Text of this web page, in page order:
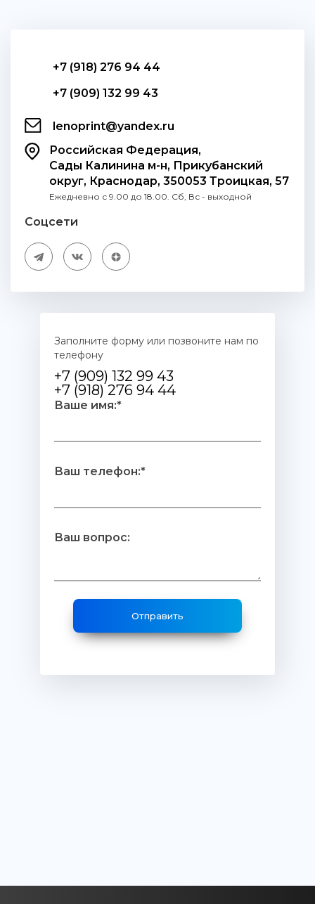
+7 (918) 276 94 44
+7 (909) 132 99 43
lenoprint@yandex.ru
Российская Федерация,
Сады Калинина м-н, Прикубанский
округ, Краснодар, 350053 Троицкая, 57
Ежедневно с 9.00 до 18.00. Сб, Вс - выходной
Соцсети
Заполните форму или позвоните нам по
телефону
+7 (909) 132 99 43
+7 (918) 276 94 44
Ваше имя:*
Ваш телефон:*
Ваш вопрос: